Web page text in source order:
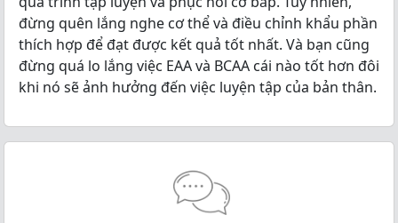
đừng quên lắng nghe cơ thể và điều chỉnh khẩu phần
thích hợp để đạt được kết quả tốt nhất. Và bạn cũng
đừng quá lo lắng việc EAA và BCAA cái nào tốt hơn đôi
khi nó sẽ ảnh hưởng đến việc luyện tập của bản thân.